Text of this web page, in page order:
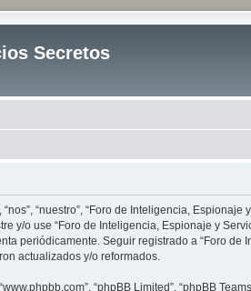
Secretos
“nuestro”, “Foro de Inteligencia, Espionaje
o use “Foro de Inteligencia, Espionaje y
periódicamente. Seguir registrado a “Foro de
actualizados y/o reformados.
“phpBB Limited”, “phpBB